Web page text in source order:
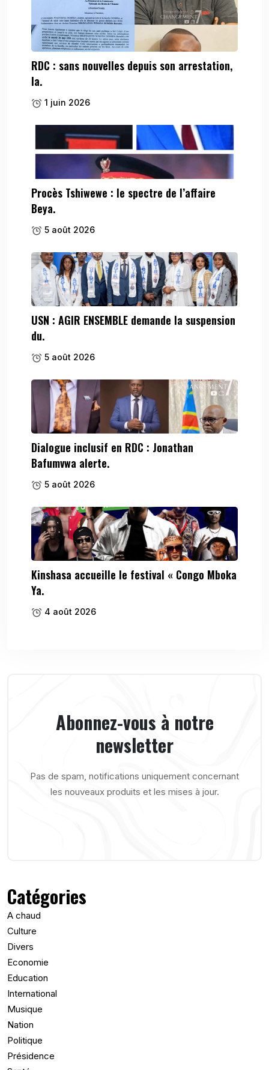
RDC : sans nouvelles depuis son arrestation,
la.
1 juin 2026
Procès Tshiwewe : le spectre de l’affaire
Beya.
5 août 2026
USN : AGIR ENSEMBLE demande la suspension
du.
5 août 2026
Dialogue inclusif en RDC : Jonathan
Bafumvwa alerte.
5 août 2026
Kinshasa accueille le festival « Congo Mboka
Ya.
4 août 2026
Abonnez-vous à notre
newsletter
Pas de spam, notifications uniquement concernant
les nouveaux produits et les mises à jour.
Catégories
A chaud
Culture
Divers
Economie
Education
International
Musique
Nation
Politique
Présidence